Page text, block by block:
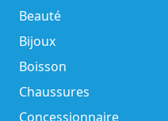
Beauté
Bijoux
Boisson
Chaussures
Concessionnaire